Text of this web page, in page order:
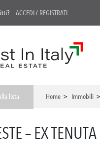
ACCEDI/ REGISTRATI
lista Home > Immobili >
– EX